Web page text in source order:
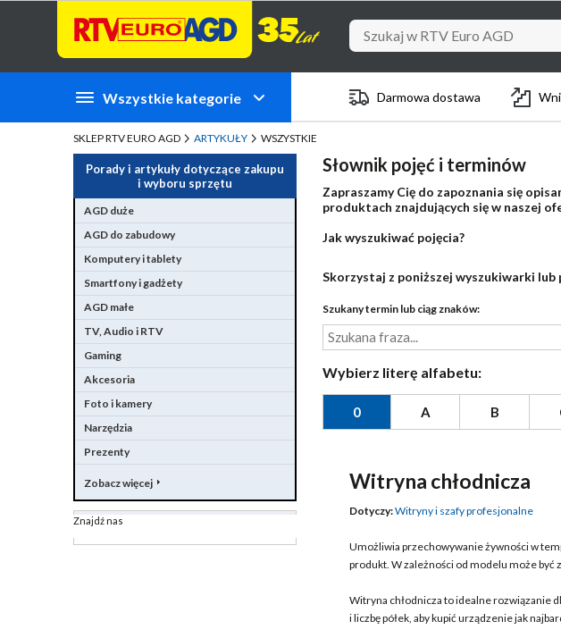
Wszystkie kategorie Darmowa dostawa
SKLEP RTV EURO AGD ARTYKUŁY WSZYSTKIE
Porady i artykuły dotyczące zakupu
i wyboru sprzętu
AGD duże
AGD do zabudowy
Komputery i tablety
Smartfony i gadżety
AGD małe
TV, Audio i RTV
Gaming
Akcesoria
Foto i kamery
Narzędzia
Prezenty
Zobacz więcej
Znajdź nas
Słownik pojęć i terminów
Zapraszamy Cię do zapoznania się
produktach znajdujących się w naszej
Jak wyszukiwać pojęcia?
Skorzystaj z poniższej wyszukiwarki lub
Szukany termin lub ciąg znaków:
Wybierz literę alfabetu:
0 A B
Witryna chłodnicza
Dotyczy:Witryny i szafy profesjonalne
Umożliwia przechowywanie żywności w
produkt. W zależności od modelu może być
Witryna chłodnicza to idealne rozwiązanie
i liczbę półek, aby kupić urządzenie jak